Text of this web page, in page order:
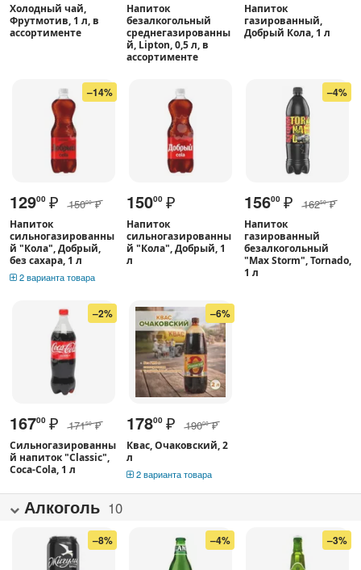
Холодный чай,
Фрутмотив, 1 л, в
ассортименте
Напиток
безалкогольный
среднегазированны
й, Lipton, 0,5 л, в
ассортименте
Напиток
газированный,
Добрый Кола, 1 л
–14%
12900 ₽ 15000 ₽
Напиток
сильногазированны
й "Кола", Добрый,
без сахара, 1 л
2 варианта товара
15000 ₽
Напиток
сильногазированны
й "Кола", Добрый, 1
л
–4%
15600 ₽ 16250 ₽
Напиток
газированный
безалкогольный
"Max Storm", Tornado,
1 л
–2%
16700 ₽ 17150 ₽
Сильногазированны
й напиток "Classic",
Coca-Cola, 1 л
–6%
17800 ₽ 19000 ₽
Квас, Очаковский, 2
л
2 варианта товара
Алкоголь 10
–8% –4% –3%